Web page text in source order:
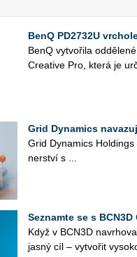
BenQ PD2732U
BenQ vy­tvo­ři­la
Cre­a­ti­ve Pro, která je
Grid Dynamics
Grid Dy­na­mics
ner­ství s ...
Seznamte se s BCN3D
Když v BCN3D
jasný cíl – vy­tvo­řit